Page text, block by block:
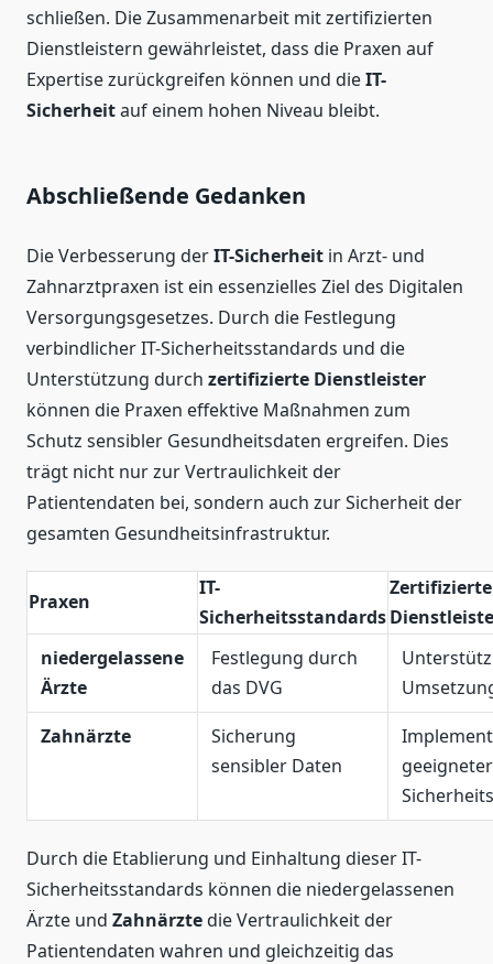
schließen. Die Zusammenarbeit mit zertifizierten
Dienstleistern gewährleistet, dass die Praxen auf
Expertise zurückgreifen können und dieIT-
Sicherheitauf einem hohen Niveau bleibt.
Abschließende Gedanken
Die Verbesserung derIT-Sicherheit in Arzt- und
Zahnarztpraxen ist ein essenzielles Ziel des Digitalen
Versorgungsgesetzes. Durch die Festlegung
verbindlicher IT-Sicherheitsstandards und die
Unterstützung durch zertifizierte Dienstleister
können die Praxen effektive Maßnahmen zum
Schutz sensibler Gesundheitsdaten ergreifen. Dies
trägt nicht nur zur Vertraulichkeit der
Patientendaten bei, sondern auch zur Sicherheit der
gesamten Gesundheitsinfrastruktur.
Praxen
IT-
Sicherheitsstandards
Zertifizierte
niedergelassene
Ärzte
Festlegung durch
das DVG
Zahnärzte
Sicherung
sensibler Daten
geeigneter
Durch die Etablierung und Einhaltung dieser IT-
Sicherheitsstandards können die niedergelassenen
Ärzte und Zahnärztedie Vertraulichkeit der
Patientendaten wahren und gleichzeitig das